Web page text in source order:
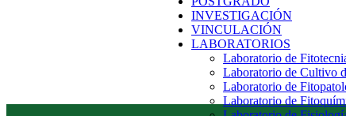
INVESTIGACIÓN
VINCULACIÓN
LABORATORIOS
Laboratorio de
Laboratorio de Cultivo
Laboratorio de
Laboratorio de